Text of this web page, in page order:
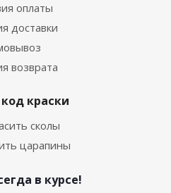
оплаты
доставки
возврата
краски
сколы
царапины
в курсе!